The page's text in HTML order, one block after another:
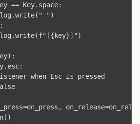
== Key.space:
")
when Esc is pressed